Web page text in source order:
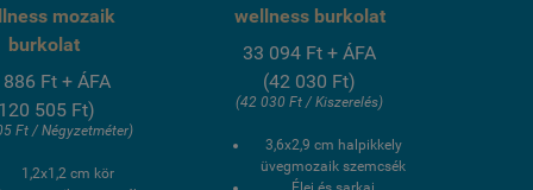
mozaik
burkolat
Ft + ÁFA
505 Ft)
Ft / Négyzetméter)
1,2x1,2 cm kör
wellness burkolat
33 094 Ft + ÁFA
(42 030 Ft)
(42 030 Ft / Kiszerelés)
3,6x2,9 cm halpikkely
üvegmozaik szemcsék